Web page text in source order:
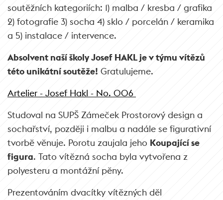
soutěžních kategoriích: 1) malba / kresba / grafika
2) fotografie 3) socha 4) sklo / porcelán / keramika
a 5) instalace / intervence.
Absolvent naší školy Josef HAKL je v týmu vítězů
této unikátní soutěže! Gratulujeme.
Artelier - Josef Hakl - No. 006
Studoval na SUPŠ Zámeček Prostorový design a
sochařství, později i malbu a nadále se figurativní
tvorbě věnuje. Porotu zaujala jeho Koupající se
figura. Tato vítězná socha byla vytvořena z
polyesteru a montážní pěny.
Prezentováním dvacítky vítězných děl